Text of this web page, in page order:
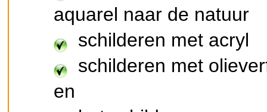
aquarel naar de natuur
schilderen met acryl
schilderen met
en